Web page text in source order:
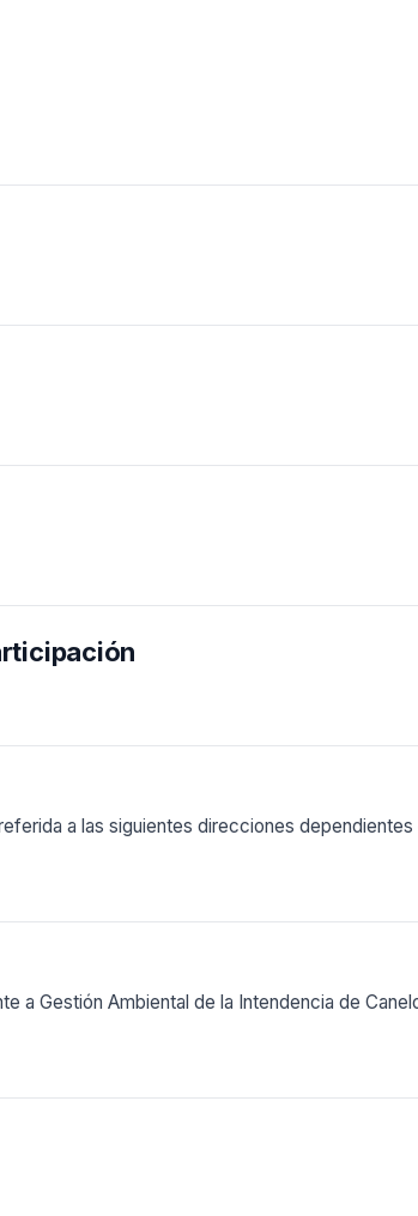
a las siguientes direcciones
a Gestión Ambiental de la Intendencia de